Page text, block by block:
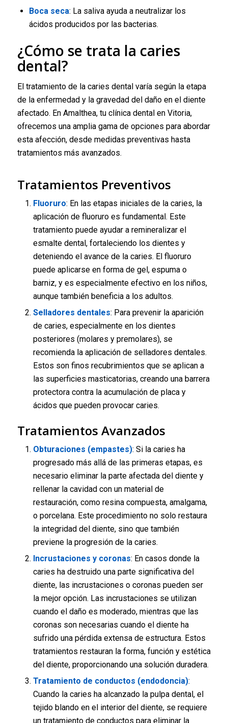
Boca seca: La saliva ayuda a neutralizar los
ácidos producidos por las bacterias.
¿Cómo se trata la caries
dental?
El tratamiento de la caries dental varía según la etapa
de la enfermedad y la gravedad del daño en el diente
afectado. En Amalthea, tu clínica dental en Vitoria,
ofrecemos una amplia gama de opciones para abordar
esta afección, desde medidas preventivas hasta
tratamientos más avanzados.
Tratamientos Preventivos
Fluoruro: En las etapas iniciales de la caries, la
aplicación de fluoruro es fundamental. Este
tratamiento puede ayudar a remineralizar el
esmalte dental, fortaleciendo los dientes y
deteniendo el avance de la caries. El fluoruro
puede aplicarse en forma de gel, espuma o
barniz, y es especialmente efectivo en los niños,
aunque también beneficia a los adultos.
Selladores dentales: Para prevenir la aparición
de caries, especialmente en los dientes
posteriores (molares y premolares), se
recomienda la aplicación de selladores dentales.
Estos son finos recubrimientos que se aplican a
las superficies masticatorias, creando una barrera
protectora contra la acumulación de placa y
ácidos que pueden provocar caries.
Tratamientos Avanzados
Obturaciones (empastes): Si la caries ha
progresado más allá de las primeras etapas, es
necesario eliminar la parte afectada del diente y
rellenar la cavidad con un material de
restauración, como resina compuesta, amalgama,
o porcelana. Este procedimiento no solo restaura
la integridad del diente, sino que también
previene la progresión de la caries.
Incrustaciones y coronas: En casos donde la
caries ha destruido una parte significativa del
diente, las incrustaciones o coronas pueden ser
la mejor opción. Las incrustaciones se utilizan
cuando el daño es moderado, mientras que las
coronas son necesarias cuando el diente ha
sufrido una pérdida extensa de estructura. Estos
tratamientos restauran la forma, función y estética
del diente, proporcionando una solución duradera.
Tratamiento de conductos (endodoncia):
Cuando la caries ha alcanzado la pulpa dental, el
tejido blando en el interior del diente, se requiere
un tratamiento de conductos para eliminar la